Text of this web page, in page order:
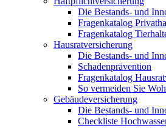
Die Bestands- und
Fragenkatalog
Fragenkatalog
Hausratversicherung
Die Bestands- und
Schadenprävention
Fragenkatalog
So vermeiden Sie
Gebäudeversicherung
Die Bestands- und
Checkliste